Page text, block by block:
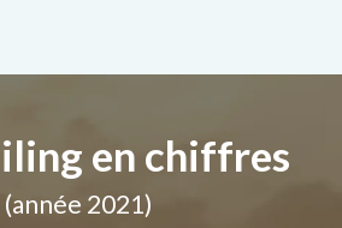
en chiffres
(année 2021)